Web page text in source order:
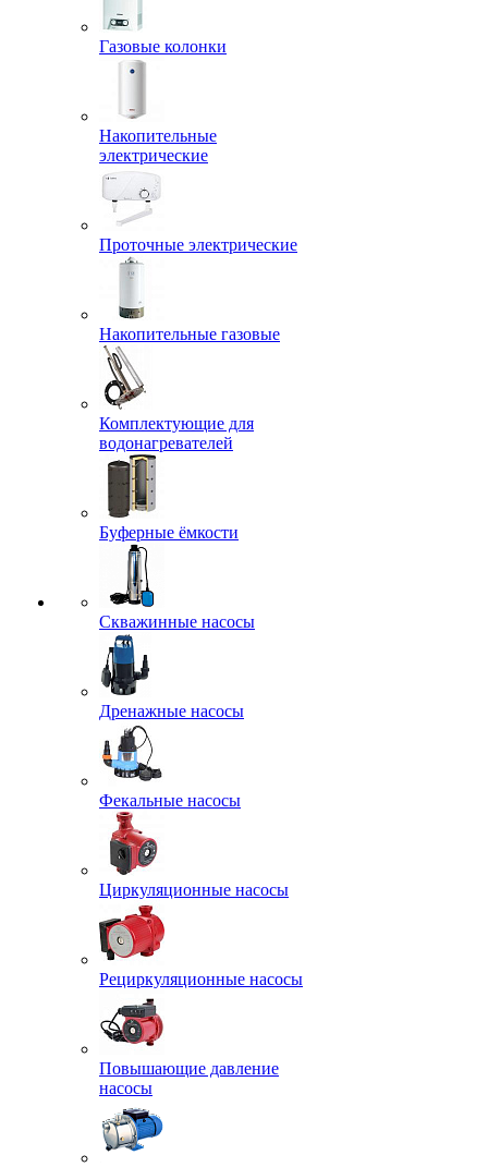
Газовые колонки
Накопительные
электрические
Проточные электрические
Накопительные газовые
Комплектующие для
водонагревателей
Буферные ёмкости
Скважинные насосы
Дренажные насосы
Фекальные насосы
Циркуляционные насосы
Рециркуляционные насосы
Повышающие давление
насосы